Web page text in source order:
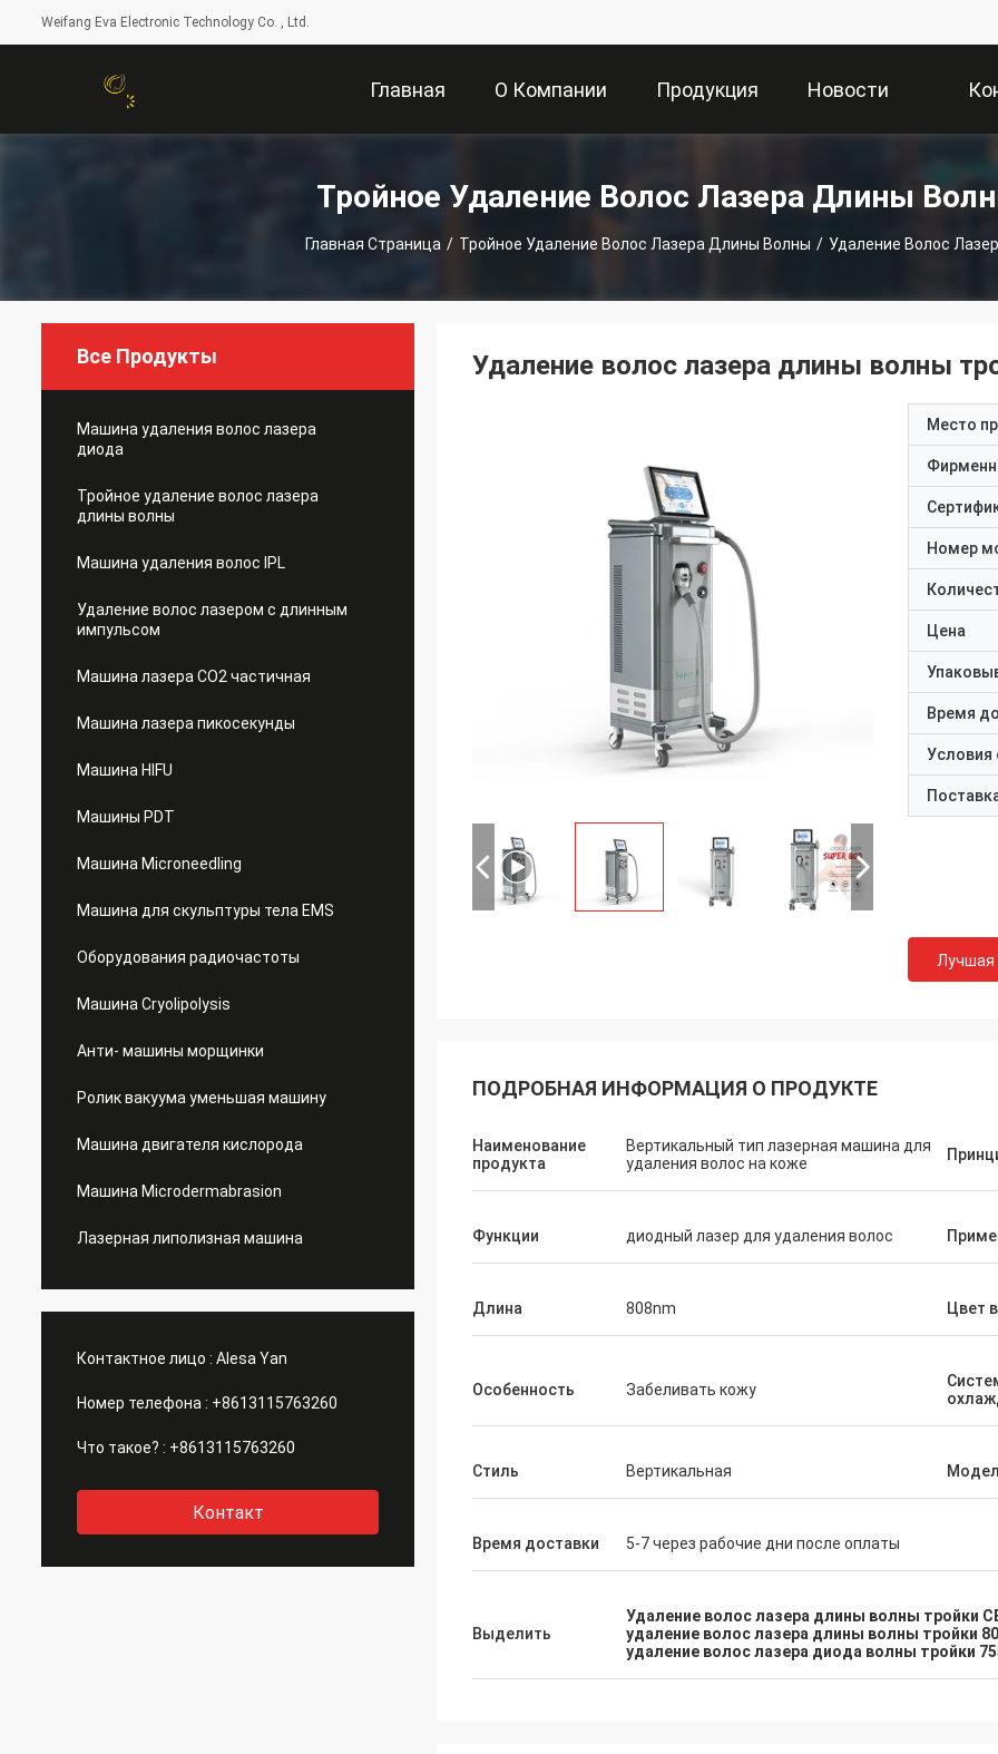
Weifang Eva Electronic Technology Co. , Ltd.
Главная
Страница
О Компании Продукция Новости
Тройное Удаление Волос Лазера Длины
Главная Страница / Тройное Удаление Волос Лазера Длины Волны / Удаление Волос
Все Продукты
Машина удаления волос лазера
диода
Тройное удаление волос лазера
длины волны
Машина удаления волос IPL
Удаление волос лазером с длинным
импульсом
Машина лазера СО2 частичная
Машина лазера пикосекунды
Машина HIFU
Машины PDT
Машина Microneedling
Машина для скульптуры тела EMS
Оборудования радиочастоты
Машина Cryolipolysis
Анти- машины морщинки
Ролик вакуума уменьшая машину
Машина двигателя кислорода
Машина Microdermabrasion
Лазерная липолизная машина
Контактное лицо : Alesa Yan
Номер телефона : +8613115763260
Что такое? : +8613115763260
Контакт
Удаление волос лазера длины волны
Место
Номер
Цена
Время
Условия
Лучшая
ПОДРОБНАЯ ИНФОРМАЦИЯ О ПРОДУКТЕ
Наименование
продукта
Вертикальный тип лазерная машина для
удаления волос на коже
Функции диодный лазер для удаления волос
Длина 808nm Цвет
Особенность Забеливать кожу
Стиль Вертикальная
Время доставки 5-7 через рабочие дни после оплаты
Выделить
Удаление волос лазера длины волны тройки
удаление волос лазера длины волны тройки
удаление волос лазера диода волны тройки